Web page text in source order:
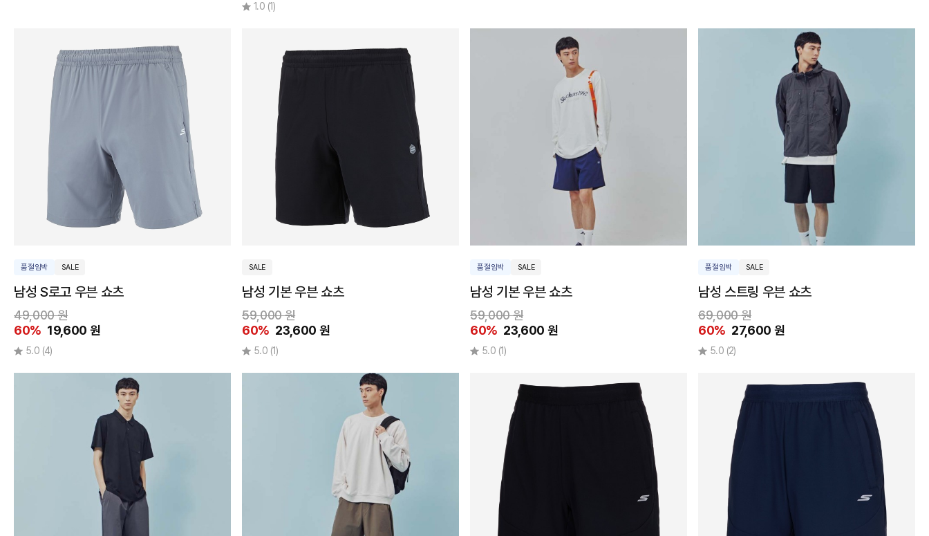
1.0 (1)
품절임박 SALE
남성 S로고 우븐 쇼츠
49,000 원
60% 19,600 원
5.0 (4)
SALE
남성 기본 우븐 쇼츠
59,000 원
60% 23,600 원
5.0 (1)
품절임박 SALE
남성 기본 우븐 쇼츠
59,000 원
60% 23,600 원
5.0 (1)
품절임박 SALE
남성 스트링 우븐 쇼츠
69,000 원
60% 27,600 원
5.0 (2)